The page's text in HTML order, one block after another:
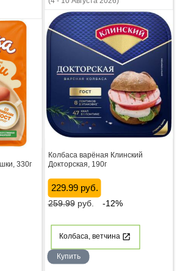
Колбаса варёная Клинский
Докторская, 190г
229.99 руб.
259.99руб. -12%
Колбаса, ветчина
Купить
330г